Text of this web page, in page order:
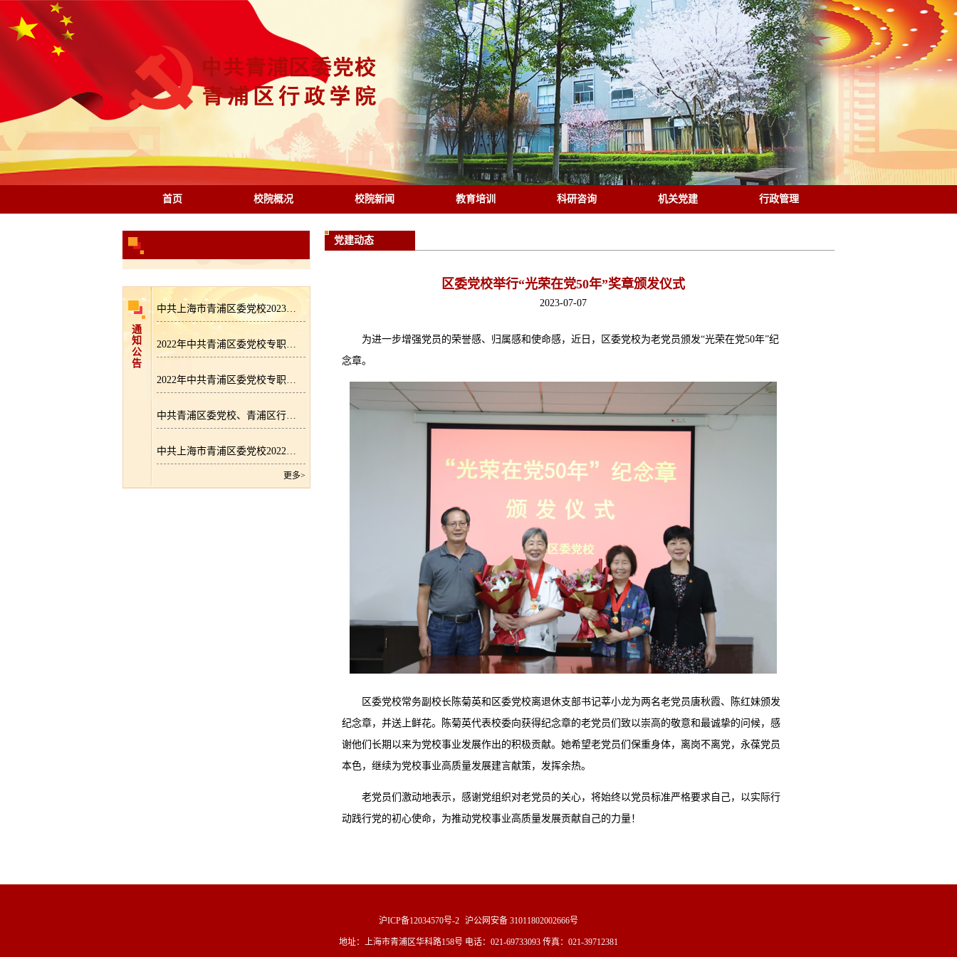
首页 校院概况 校院新闻 教育培训 科研咨询 机关党建 行政管理
通
知
公
告
中共上海市青浦区委党校2023年区级部门预算
2022年中共青浦区委党校专职教师招聘拟录用人员名单公示
2022年中共青浦区委党校专职教师招聘成绩公示
中共青浦区委党校、青浦区行政学院专职教师招聘公告
中共上海市青浦区委党校2022年区级部门预算
更多>
党建动态
区委党校举行“光荣在党50年”奖章颁发仪式
2023-07-07
为进一步增强党员的荣誉感、归属感和使命感，近日，区委党校为老党员颁发“光荣在党50年”纪
念章。
区委党校常务副校长陈菊英和区委党校离退休支部书记莘小龙为两名老党员唐秋霞、陈红妹颁发
纪念章，并送上鲜花。陈菊英代表校委向获得纪念章的老党员们致以崇高的敬意和最诚挚的问候，感
谢他们长期以来为党校事业发展作出的积极贡献。她希望老党员们保重身体，离岗不离党，永葆党员
本色，继续为党校事业高质量发展建言献策，发挥余热。
老党员们激动地表示，感谢党组织对老党员的关心，将始终以党员标准严格要求自己，以实际行
动践行党的初心使命，为推动党校事业高质量发展贡献自己的力量！
沪ICP备12034570号-2 沪公网安备 31011802002666号
地址：上海市青浦区华科路158号 电话：021-69733093 传真：021-39712381